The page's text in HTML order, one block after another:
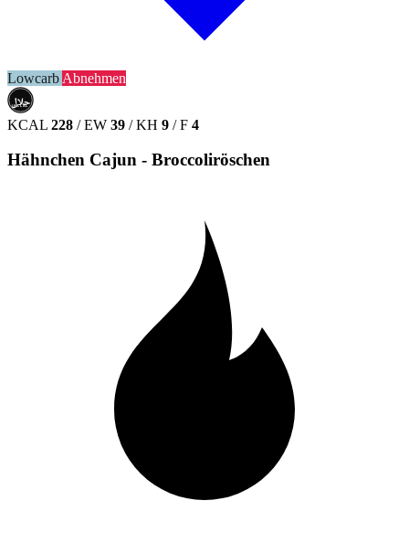
Lowcarb Abnehmen
حلال
HALAL
KCAL 228 / EW 39 / KH 9 / F 4
Hähnchen Cajun - Broccoliröschen